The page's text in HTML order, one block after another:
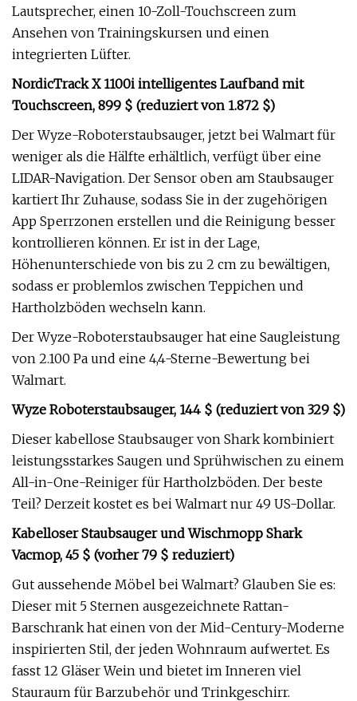
Lautsprecher, einen 10-Zoll-Touchscreen zum
Ansehen von Trainingskursen und einen
integrierten Lüfter.
NordicTrack X 1100i intelligentes Laufband mit
Touchscreen, 899 $ (reduziert von 1.872 $)
Der Wyze-Roboterstaubsauger, jetzt bei Walmart für
weniger als die Hälfte erhältlich, verfügt über eine
LIDAR-Navigation. Der Sensor oben am Staubsauger
kartiert Ihr Zuhause, sodass Sie in der zugehörigen
App Sperrzonen erstellen und die Reinigung besser
kontrollieren können. Er ist in der Lage,
Höhenunterschiede von bis zu 2 cm zu bewältigen,
sodass er problemlos zwischen Teppichen und
Hartholzböden wechseln kann.
Der Wyze-Roboterstaubsauger hat eine Saugleistung
von 2.100 Pa und eine 4,4-Sterne-Bewertung bei
Walmart.
Wyze Roboterstaubsauger, 144 $ (reduziert von 329 $)
Dieser kabellose Staubsauger von Shark kombiniert
leistungsstarkes Saugen und Sprühwischen zu einem
All-in-One-Reiniger für Hartholzböden. Der beste
Teil? Derzeit kostet es bei Walmart nur 49 US-Dollar.
Kabelloser Staubsauger und Wischmopp Shark
Vacmop, 45 $ (vorher 79 $ reduziert)
Gut aussehende Möbel bei Walmart? Glauben Sie es:
Dieser mit 5 Sternen ausgezeichnete Rattan-
Barschrank hat einen von der Mid-Century-Moderne
inspirierten Stil, der jeden Wohnraum aufwertet. Es
fasst 12 Gläser Wein und bietet im Inneren viel
Stauraum für Barzubehör und Trinkgeschirr.